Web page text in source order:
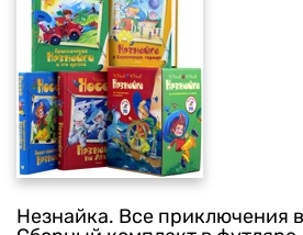
Незнайка. Все приключения